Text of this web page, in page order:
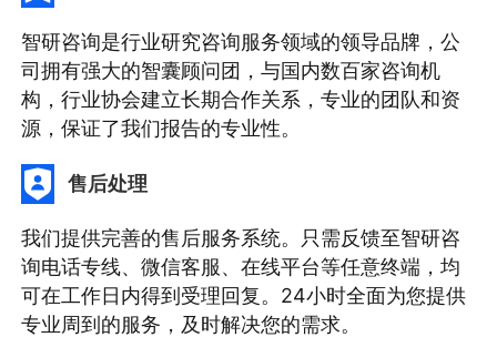
智研咨询是行业研究咨询服务领域的领导品牌，公
司拥有强大的智囊顾问团，与国内数百家咨询机
构，行业协会建立长期合作关系，专业的团队和资
源，保证了我们报告的专业性。
售后处理
我们提供完善的售后服务系统。只需反馈至智研咨
询电话专线、微信客服、在线平台等任意终端，均
可在工作日内得到受理回复。24小时全面为您提供
专业周到的服务，及时解决您的需求。